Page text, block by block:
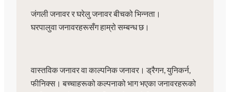
जंगली जनावर र घरेलु जनावर बीचको भिन्नता।
घरपालुवा जनावरहरूसँग हाम्रो सम्बन्ध छ।
वास्तविक जनावर वा काल्पनिक जनावर। ड्रैगन, युनिकर्न,
फीनिक्स। बच्चाहरूको कल्पनाको भाग भएका जनावरहरूको